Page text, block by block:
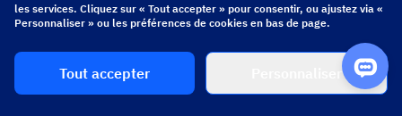
Alice à l'horizon, la pression sur vos Primogems n'a
jamais été aussi forte. Commencez dès maintenant à
planifier vos tirages pour vous assurer que vous êtes
prêt pour le voyage légendaire vers Snezhnaya !
les services. Cliquez sur « Tout accepter » pour consentir, ou ajustez via «
Personnaliser » ou les préférences de cookies en bas de page.
Tout accepter Personnaliser